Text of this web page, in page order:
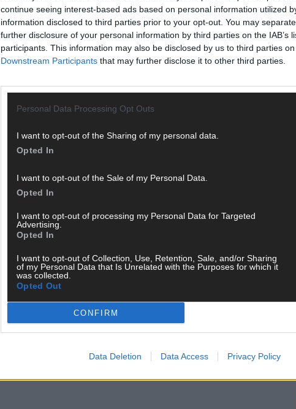
continue seeing interest-based ads based on personal information utilized
information disclosed to third parties prior to your opt-out. You may
further disclosure of your personal information by third parties on the IAB’s
participants. This information may also be disclosed by us to third parties
Downstream Participants that may further disclose it to other third parties.
Personal Data Processing Opt Outs
I want to opt-out of the Sharing of my personal data.
Opted In
I want to opt-out of the Sale of my Personal Data.
Opted In
I want to opt-out of processing my Personal Data for Targeted
Advertising.
Opted In
I want to opt-out of Collection, Use, Retention, Sale, and/or Sharing
of my Personal Data that Is Unrelated with the Purposes for which it
was collected.
Opted Out
CONFIRM
Data Deletion Data Access Privacy Policy